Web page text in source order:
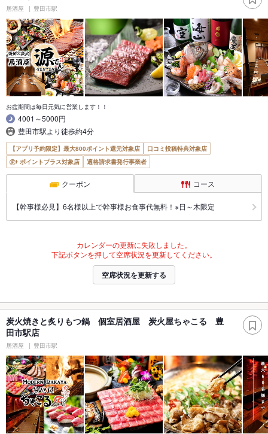
居酒屋 豊田市駅
お盆期間は毎日元気に営業します！！
4001～5000円
豊田市駅より徒歩約4分
【アプリ予約限定】最大800ポイント還元対象店
口コミ投稿特典対象店
ポイントプラス対象店
適格請求書発行事業者
クーポン コース
【幹事様必見】6名様以上で幹事様お食事代無料！※日～木限定
カレンダーの更新に失敗しました。
下記ボタンを押して空席状況を更新してください。
空席状況を更新する
炭火焼きと炙りもつ鍋 個室居酒屋 炭火屋ちゃこる 豊
田市駅店
居酒屋 豊田市駅